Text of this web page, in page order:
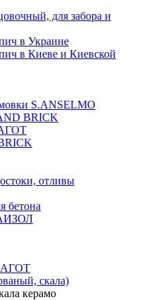
для забора и
в Украине
в Киеве и Киевской
S.ANSELMO
BRICK
отливы
бетона
скала)
керамо